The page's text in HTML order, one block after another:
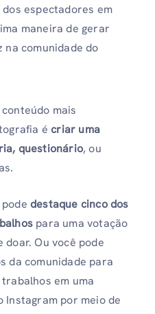
espectadores em
maneira de gerar
comunidade do
mais
écriar uma
questionário, ou
destaque cinco dos
para uma votação
Ou você pode
da comunidade para
em uma
Instagram por meio de